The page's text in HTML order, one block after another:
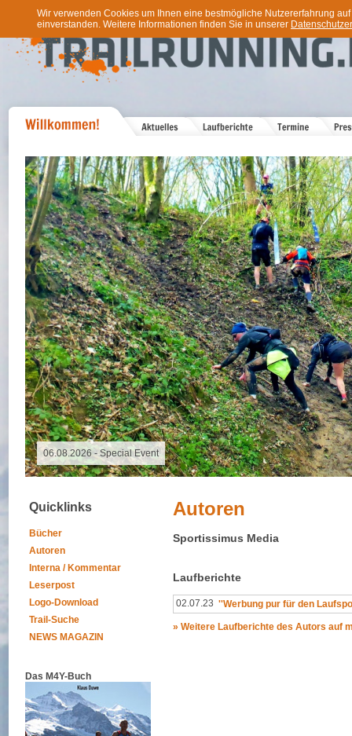
Wir verwenden Cookies um Ihnen eine bestmögliche Nutzererfahrung
einverstanden. Weitere Informationen finden Sie in unserer
06.08.2026 - Special Event
Quicklinks
Bücher
Autoren
Interna / Kommentar
Leserpost
Logo-Download
Trail-Suche
NEWS MAGAZIN
Das M4Y-Buch
Autoren
Sportissimus Media
Laufberichte
02.07.23 ''Werbung pur für den
» Weitere Laufberichte des Autors auf